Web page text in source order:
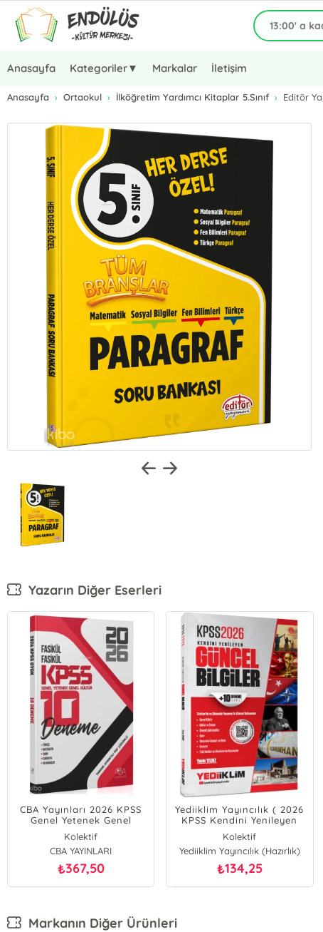
Anasayfa Kategoriler▼ Markalar İletişim
Anasayfa Ortaokul İlköğretim Yardımcı Kitaplar 5.Sınıf Editör
Yazarın Diğer Eserleri
CBA Yayınları 2026 KPSS
Genel Yetenek Genel
Kültür 10 Deneme Fasikül
Çözümlü
Kolektif
CBA YAYINLARI
₺367,50
Yediiklim Yayıncılık ( 2026
KPSS Kendini Yenileyen
Güncel Bilgiler + 10
Deneme İlaveli
Kolektif
Yediiklim Yayıncılık (Hazırlık)
₺134,25
Markanın Diğer Ürünleri